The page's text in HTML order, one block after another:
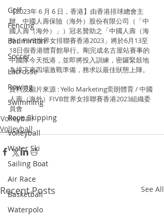
Golf
Fencing
Badminton
Soccer
Lacrosse
Rowing
Swimming
Rope Skipping
Volleyball
Water Ski
Sailing Boat
Air Race
Basketball
Waterpolo
【2023年 6 月 6 日，香港】由香港排球總會主
辦、中國人壽保險（海外）股份有限公司（「中
國人壽（海外）」）冠名贊助之「中國人壽（海
外）FIVB世界女排聯賽香港2023」將於6月13至
18日假香港體育館舉行。剛完成名古屋站賽事的
中國隊今天抵港，並即將投入訓練，密鑼緊鼓地
為接下來四場激戰準備，務求以最佳狀態上陣。
資料及相片來源 : Yello Marketing奕朗體育 / 中國
人壽（海外）FIVB世界女排聯賽香港2023組織委
員會
Volleyball
Volleyball
Recent Posts See All